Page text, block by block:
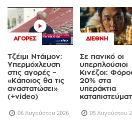
Τζέιμι Ντάιμον:
Υπερμόχλευση
στις αγορές –
«Κάποιος θα τις
αναστατώσει»
Σε πανικό οι
υπερπλούσιοι
Κινέζοι: Φόρος
20% στα
υπεράκτια